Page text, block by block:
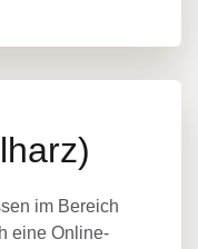
im Bereich
eine Online-